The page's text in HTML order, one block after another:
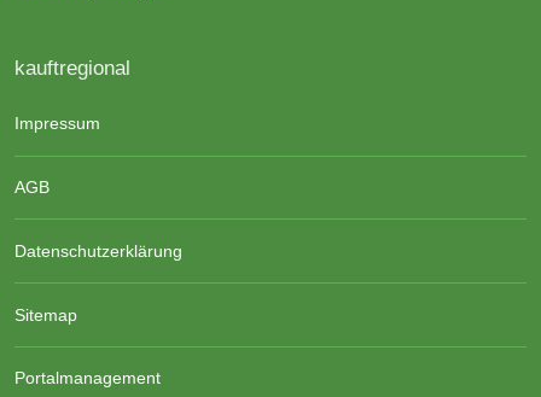
kauftregional
Impressum
AGB
Datenschutzerklärung
Sitemap
Portalmanagement